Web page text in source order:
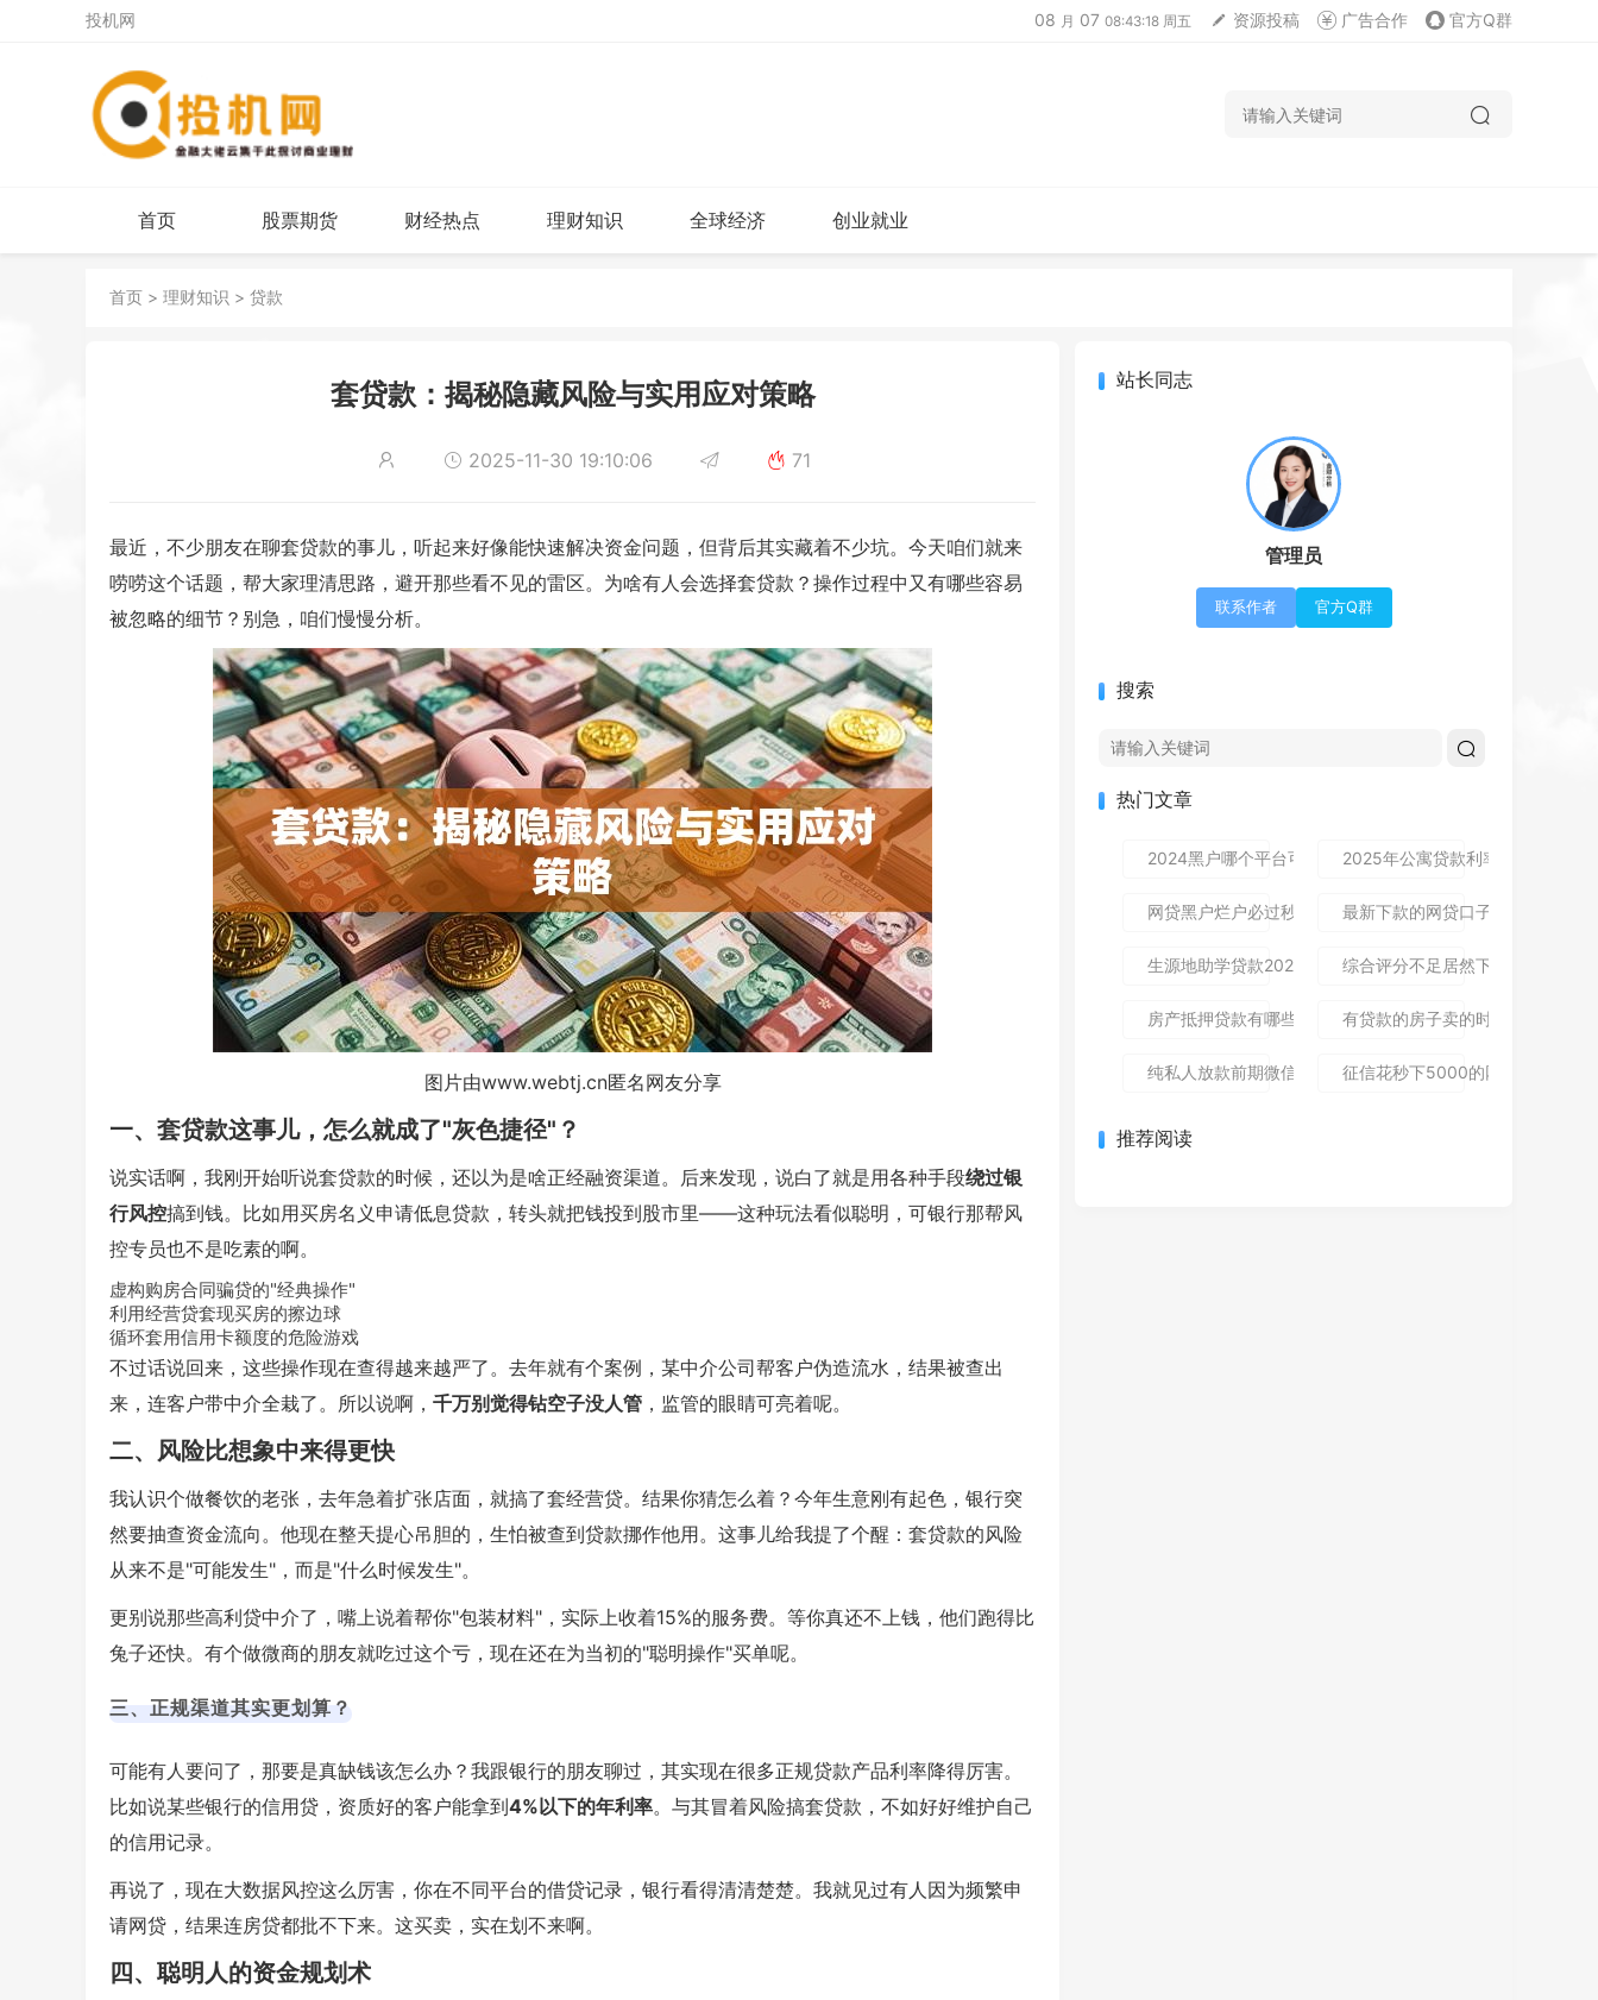
投机网 08 月 07 08:43:19 周五 资源投稿 广告合作 官方Q群
首页 股票期货 财经热点 理财知识 全球经济 创业就业
首页 > 理财知识 > 贷款
套贷款：揭秘隐藏风险与实用应对策略
2025-11-30 19:10:06 71
最近，不少朋友在聊套贷款的事儿，听起来好像能快速解决资金问题，但背后其实藏着不少坑。今天咱们就来
唠唠这个话题，帮大家理清思路，避开那些看不见的雷区。为啥有人会选择套贷款？操作过程中又有哪些容易
被忽略的细节？别急，咱们慢慢分析。
图片由www.webtj.cn匿名网友分享
一、套贷款这事儿，怎么就成了"灰色捷径"？
说实话啊，我刚开始听说套贷款的时候，还以为是啥正经融资渠道。后来发现，说白了就是用各种手段绕过银
行风控搞到钱。比如用买房名义申请低息贷款，转头就把钱投到股市里——这种玩法看似聪明，可银行那帮风
控专员也不是吃素的啊。
虚构购房合同骗贷的"经典操作"
利用经营贷套现买房的擦边球
循环套用信用卡额度的危险游戏
不过话说回来，这些操作现在查得越来越严了。去年就有个案例，某中介公司帮客户伪造流水，结果被查出
来，连客户带中介全栽了。所以说啊， 千万别觉得钻空子没人管 ，监管的眼睛可亮着呢。
二、风险比想象中来得更快
我认识个做餐饮的老张，去年急着扩张店面，就搞了套经营贷。结果你猜怎么着？今年生意刚有起色，银行突
然要抽查资金流向。他现在整天提心吊胆的，生怕被查到贷款挪作他用。这事儿给我提了个醒： 套贷款的风险
从来不是"可能发生"，而是"什么时候发生"。
更别说那些高利贷中介了，嘴上说着帮你"包装材料"，实际上收着15%的服务费。等你真还不上钱，他们跑得比
兔子还快。有个做微商的朋友就吃过这个亏，现在还在为当初的"聪明操作"买单呢。
三、正规渠道其实更划算？
可能有人要问了，那要是真缺钱该怎么办？我跟银行的朋友聊过，其实现在很多正规贷款产品利率降得厉害。
比如说某些银行的信用贷，资质好的客户能拿到4%以下的年利率。与其冒着风险搞套贷款，不如好好维护自己
的信用记录。
再说了，现在大数据风控这么厉害，你在不同平台的借贷记录，银行看得清清楚楚。我就见过有人因为频繁申
请网贷，结果连房贷都批不下来。这买卖，实在划不来啊。
四、聪明人的资金规划术
站长同志
管理员
联系作者 官方Q群
搜索
热门文章
2024黑户哪个平台可以借到钱,隆重介绍5个免审秒批的分享
2025年公寓贷款利率是多少？别
网贷黑户烂户必过秒下款9月高通过率指南！顺便整理这5个
最新下款的网贷口子论坛,全网收
生源地助学贷款2025年发放时间及到账流程详解
综合评分不足居然下款了,简单汇
房产抵押贷款有哪些风险？一文讲清所有风险点，新手办理
有贷款的房子卖的时候贷款怎么
纯私人放款前期微信私人贷,为您介绍5款包下款的黑户口子
征信花秒下5000的网贷哪个还能
推荐阅读